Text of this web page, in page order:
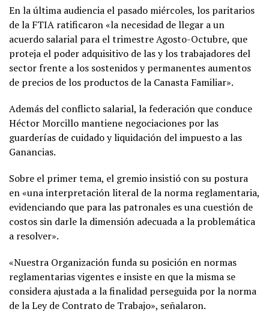
En la última audiencia el pasado miércoles, los paritarios
de la FTIA ratificaron «la necesidad de llegar a un
acuerdo salarial para el trimestre Agosto-Octubre, que
proteja el poder adquisitivo de las y los trabajadores del
sector frente a los sostenidos y permanentes aumentos
de precios de los productos de la Canasta Familiar».
Además del conflicto salarial, la federación que conduce
Héctor Morcillo mantiene negociaciones por las
guarderías de cuidado y liquidación del impuesto a las
Ganancias.
Sobre el primer tema, el gremio insistió con su postura
en «una interpretación literal de la norma reglamentaria,
evidenciando que para las patronales es una cuestión de
costos sin darle la dimensión adecuada a la problemática
a resolver».
«Nuestra Organización funda su posición en normas
reglamentarias vigentes e insiste en que la misma se
considera ajustada a la finalidad perseguida por la norma
de la Ley de Contrato de Trabajo», señalaron.